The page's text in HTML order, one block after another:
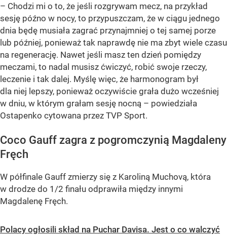
– Chodzi mi o to, że jeśli rozgrywam mecz, na przykład
sesję późno w nocy, to przypuszczam, że w ciągu jednego
dnia będę musiała zagrać przynajmniej o tej samej porze
lub później, ponieważ tak naprawdę nie ma zbyt wiele czasu
na regenerację. Nawet jeśli masz ten dzień pomiędzy
meczami, to nadal musisz ćwiczyć, robić swoje rzeczy,
leczenie i tak dalej. Myślę więc, że harmonogram był
dla niej lepszy, ponieważ oczywiście grała dużo wcześniej
w dniu, w którym grałam sesję nocną – powiedziała
Ostapenko cytowana przez TVP Sport.
Coco Gauff zagra z pogromczynią Magdaleny
Fręch
W półfinale Gauff zmierzy się z Karoliną Muchovą, która
w drodze do 1/2 finału odprawiła między innymi
Magdalenę Fręch.
Polacy ogłosili skład na Puchar Davisa. Jest o co walczyć